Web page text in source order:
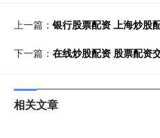
上一篇： 银行股票配资 上海炒股
下一篇： 在线炒股配资 股票配资
相关文章